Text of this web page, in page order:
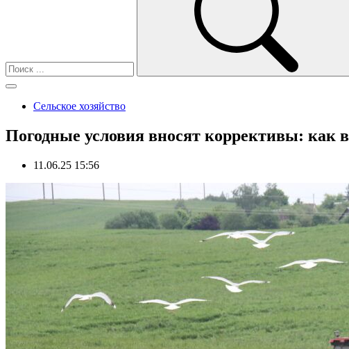
Сельское хозяйство
Погодные условия вносят коррективы: как
11.06.25 15:56